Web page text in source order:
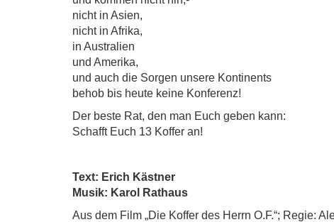
nicht in Asien,
nicht in Afrika,
in Australien
und Amerika,
und auch die Sorgen unsere Kontinents
behob bis heute keine Konferenz!
Der beste Rat, den man Euch geben kann:
Schafft Euch 13 Koffer an!
Text: Erich Kästner
Musik: Karol Rathaus
Aus dem Film „Die Koffer des Herrn O.F.“; Regie: